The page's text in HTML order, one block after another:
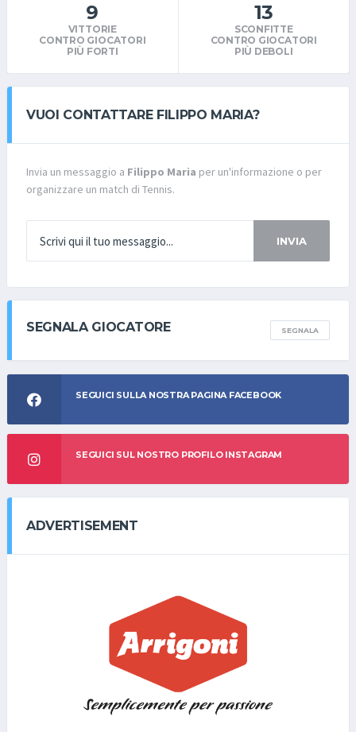
9
VITTORIE
CONTRO GIOCATORI
PIÙ FORTI
13
SCONFITTE
CONTRO GIOCATORI
PIÙ DEBOLI
VUOI CONTATTARE FILIPPO MARIA?
Invia un messaggio a Filippo Maria per un'informazione o per
organizzare un match di Tennis.
INVIA
SEGNALA GIOCATORE SEGNALA
SEGUICI SULLA NOSTRA PAGINA FACEBOOK
SEGUICI SUL NOSTRO PROFILO INSTAGRAM
ADVERTISEMENT